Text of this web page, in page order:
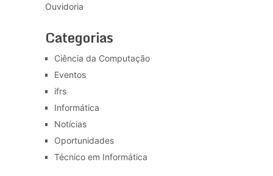
Ouvidoria
Categorias
Ciência da Computação
Eventos
ifrs
Informática
Notícias
Oportunidades
Técnico em Informática